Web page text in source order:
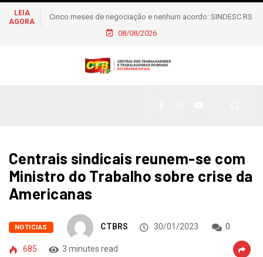
LEIA
AGORA
Metalúrgicos de Caxias do Sul aprovam reajuste salarial de
6% e piso de R$ 2,5 mil
08/08/2026
Centrais sindicais reunem-se com
Ministro do Trabalho sobre crise da
Americanas
NOTICIAS CTBRS 30/01/2023 0
685 3 minutes read